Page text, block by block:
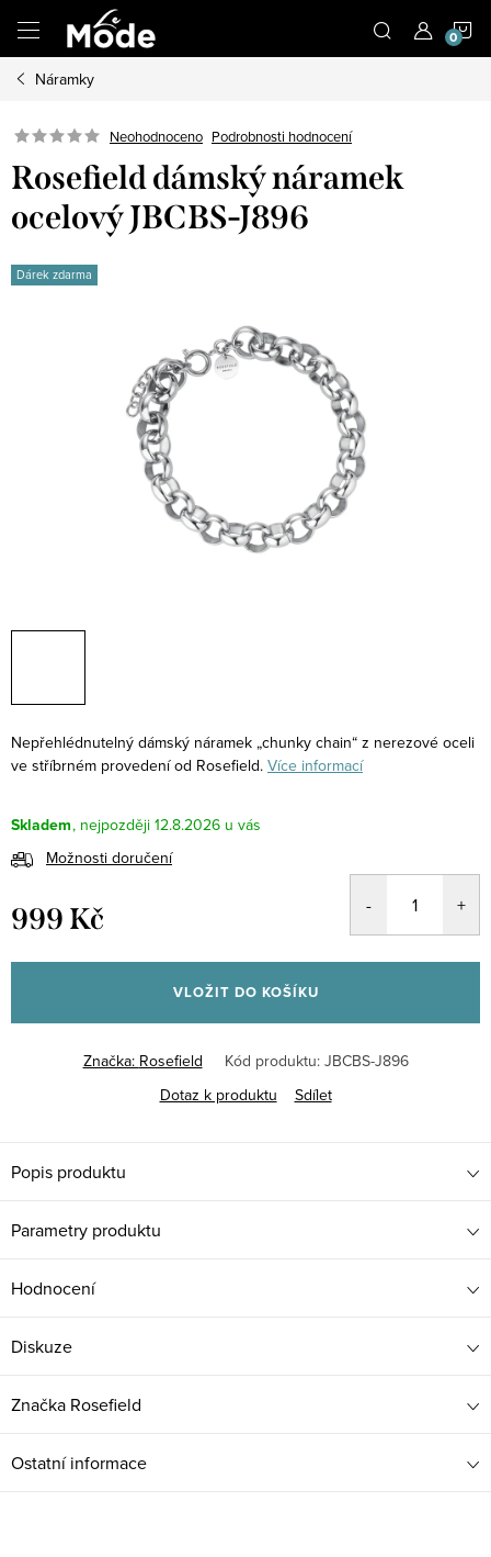
obsah
Náramky
Neohodnoceno Podrobnosti hodnocení
Rosefield dámský náramek
ocelový JBCBS-J896
Dárek zdarma
Nepřehlédnutelný dámský náramek „chunky chain“ z nerezové oceli
ve stříbrném provedení od Rosefield. Více informací
Skladem
12.8.2026
Možnosti doručení
999 Kč
cena:
VLOŽIT DO KOŠÍKU
Značka: Rosefield Kód produktu: JBCBS-J896
Dotaz k produktu
Sdílet
Popis produktu
Parametry produktu
Hodnocení
Diskuze
Značka Rosefield
Ostatní informace